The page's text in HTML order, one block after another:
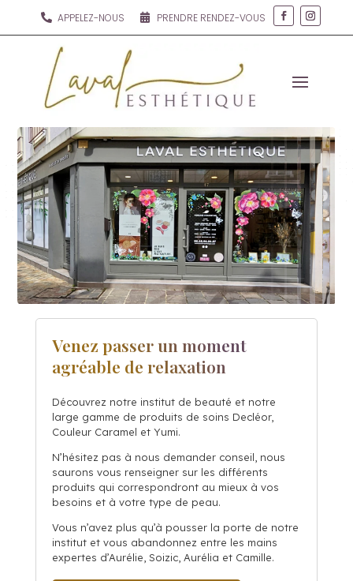
 APPELEZ-NOUS  PRENDRE RENDEZ-VOUS
Venez passer un moment
agréable de relaxation
Découvrez notre institut de beauté et notre
large gamme de produits de soins Decléor,
Couleur Caramel et Yumi.
N’hésitez pas à nous demander conseil, nous
saurons vous renseigner sur les différents
produits qui correspondront au mieux à vos
besoins et à votre type de peau.
Vous n’avez plus qu’à pousser la porte de notre
institut et vous abandonnez entre les mains
expertes d’Aurélie, Soizic, Aurélia et Camille.